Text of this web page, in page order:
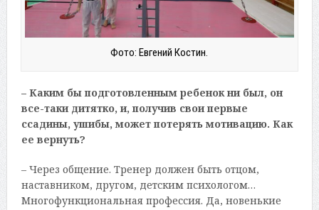
Фото: Евгений Костин.
– Каким бы подготовленным ребенок ни был, он
все-таки дитятко, и, получив свои первые
ссадины, ушибы, может потерять мотивацию. Как
ее вернуть?
– Через общение. Тренер должен быть отцом,
наставником, другом, детским психологом…
Многофункциональная профессия. Да, новенькие